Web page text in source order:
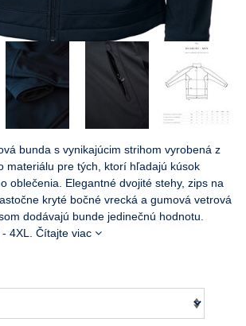
bunda s vynikajúcim strihom vyrobená z
materiálu pre tých, ktorí hľadajú kúsok
oblečenia. Elegantné dvojité stehy, zips na
kryté bočné vrecká a gumová vetrová
dodávajú bunde jedinečnú hodnotu.
4XL. Čítajte viac